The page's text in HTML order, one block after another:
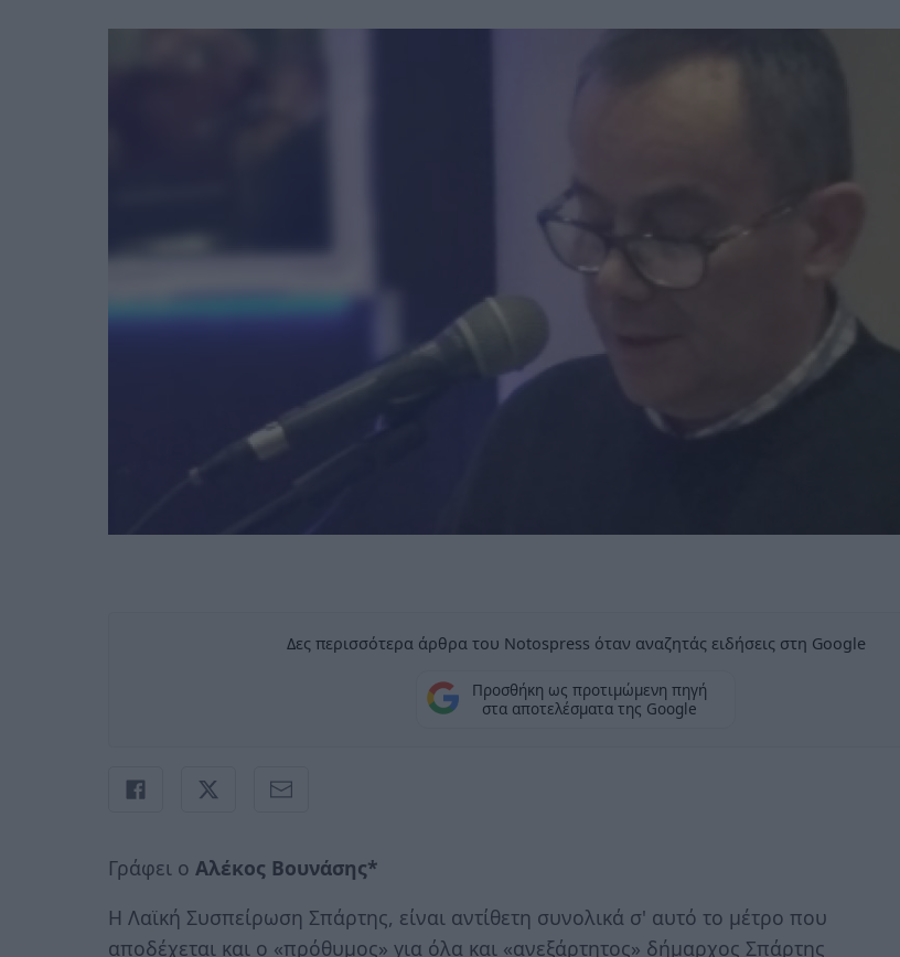
Δες περισσότερα άρθρα του Notospress όταν αναζητάς ειδήσεις στη Google
Προσθήκη ως προτιμώμενη πηγή
στα αποτελέσματα της Google
Γράφει ο Αλέκος Βουνάσης*
Η Λαϊκή Συσπείρωση Σπάρτης, είναι αντίθετη συνολικά σ' αυτό το μέτρο που
αποδέχεται και ο «πρόθυμος» για όλα και «ανεξάρτητος» δήμαρχος Σπάρτης